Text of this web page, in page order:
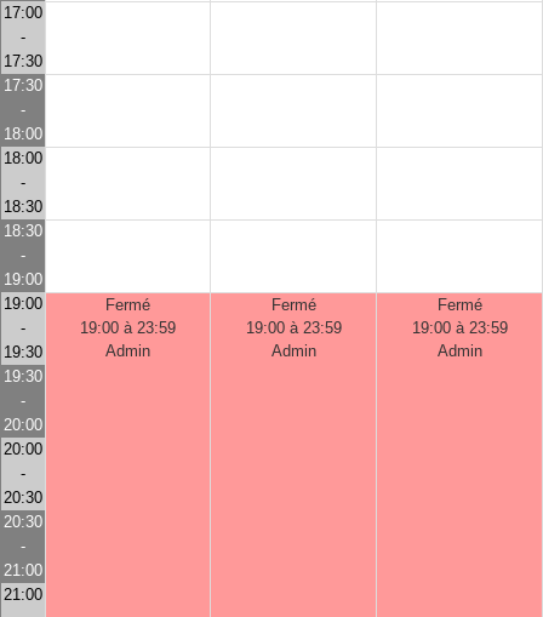
17:00
-
17:30
17:30
-
18:00
18:00
-
18:30
18:30
-
19:00
19:00
-
19:30
Fermé
19:00 à 23:59
Admin
Fermé
19:00 à 23:59
Admin
Fermé
19:00 à 23:59
Admin
19:30
-
20:00
20:00
-
20:30
20:30
-
21:00
21:00